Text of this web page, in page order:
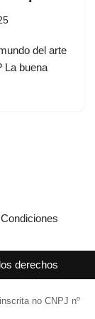
del arte
La buena
derechos
no CNPJ nº